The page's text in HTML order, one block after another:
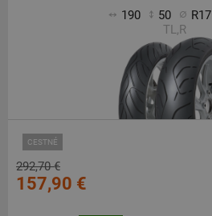
190 50 R17
TL,R
CESTNÉ
292,70 €
157,90 €